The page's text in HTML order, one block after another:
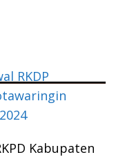
RKDP
Kabupaten